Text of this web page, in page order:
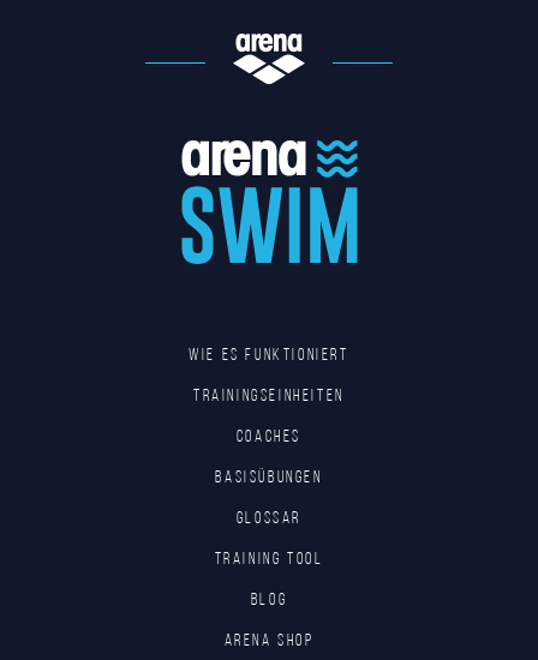
Wie es funktioniert
Trainingseinheiten
Coaches
Basisübungen
Glossar
Training tool
Blog
Arena Shop